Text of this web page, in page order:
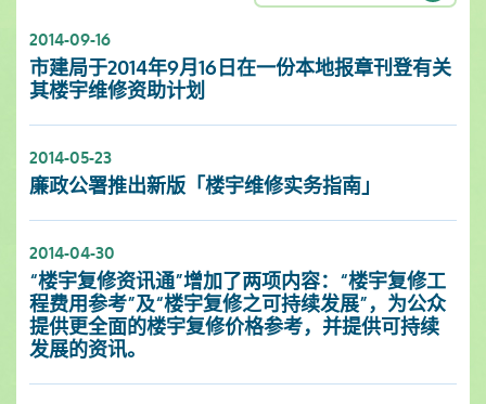
2014-09-16
市建局于2014年9月16日在一份本地报章刊登有关
其楼宇维修资助计划
2014-05-23
廉政公署推出新版「楼宇维修实务指南」
2014-04-30
“楼宇复修资讯通”增加了两项内容：“楼宇复修工
程费用参考”及“楼宇复修之可持续发展”，为公众
提供更全面的楼宇复修价格参考，并提供可持续
发展的资讯。